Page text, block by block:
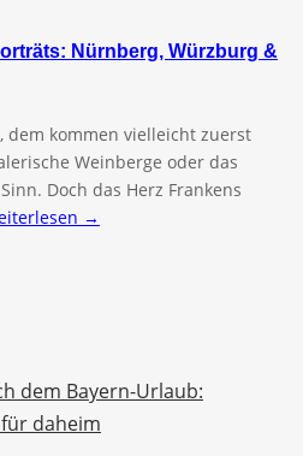
Nürnberg, Würzburg &
dem kommen vielleicht zuerst
Weinberge oder das
Doch das Herz Frankens
→
dem Bayern-Urlaub:
daheim